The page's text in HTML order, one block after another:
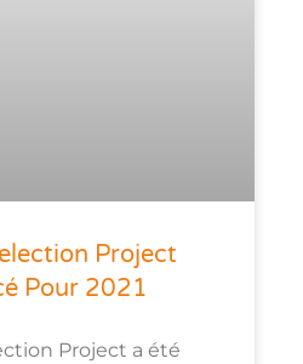
Project
Pour 2021
Project a été